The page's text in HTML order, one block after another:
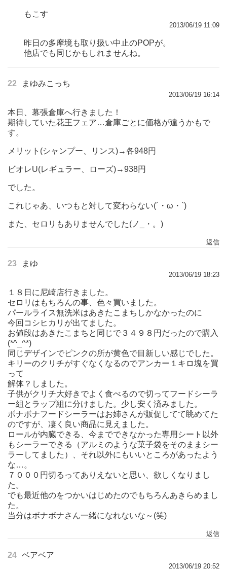
もこす
2013/06/19 11:09
昨日の多摩境も取り扱い中止のPOPが。
他店でも同じかもしれませんね。
22 まゆみこっち
2013/06/19 16:14
本日、幕張倉庫へ行きました！
期待していた花王フェア…倉庫ごとに価格が違うかもで
す。
メリット(シャンプー、リンス)→各948円
ビオレU(レギュラー、ローズ)→938円
でした。
これじゃあ、いつもと対して変わらない(´・ω・`)
また、セロリもありませんでした(ノ_・。)
返信
23 まゆ
2013/06/19 18:23
１８日に尼崎店行きました。
セロリはもちろんの事、色々買いました。
パールライス無洗米はあきたこまちしかなかったのに
今回コシヒカリが出てました。
お値段はあきたこまちと同じで３４９８円だったので購入
(*^_^*)
同じデザインでピンクの所が黄色で目新しい感じでした。
キリーのクリチがすぐなくなるのでアンカー１キロ塊を買
って
解体？しました。
子供がクリチ大好きでよく食べるので切ってフードシーラ
ー組とラップ組に分けました。少し安く済みました。
ボナボナフードシーラーはお姉さんが販促してて眺めてた
のですが、凄く良い商品に見えました。
ロールが内臓できる、今までできなかった専用シート以外
もシーラーできる（アルミのような菓子袋をそのままシー
ラーしてました）、それ以外にもいいところがあったよう
な…。
７０００円切るってありえないと思い、欲しくなりまし
た。
でも最近他のをつかいはじめたのでもちろんあきらめまし
た。
当分はボナボナさん一緒になれないな～(笑)
返信
24 ベアベア
2013/06/19 20:52